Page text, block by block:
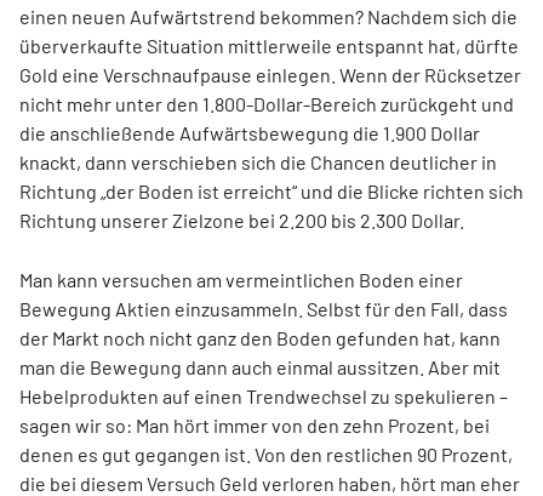
einen neuen Aufwärtstrend bekommen? Nachdem sich die
überverkaufte Situation mittlerweile entspannt hat, dürfte
Gold eine Verschnaufpause einlegen. Wenn der Rücksetzer
nicht mehr unter den 1.800-Dollar-Bereich zurückgeht und
die anschließende Aufwärtsbewegung die 1.900 Dollar
knackt, dann verschieben sich die Chancen deutlicher in
Richtung „der Boden ist erreicht“ und die Blicke richten sich
Richtung unserer Zielzone bei 2.200 bis 2.300 Dollar.
Man kann versuchen am vermeintlichen Boden einer
Bewegung Aktien einzusammeln. Selbst für den Fall, dass
der Markt noch nicht ganz den Boden gefunden hat, kann
man die Bewegung dann auch einmal aussitzen. Aber mit
Hebelprodukten auf einen Trendwechsel zu spekulieren –
sagen wir so: Man hört immer von den zehn Prozent, bei
denen es gut gegangen ist. Von den restlichen 90 Prozent,
die bei diesem Versuch Geld verloren haben, hört man eher